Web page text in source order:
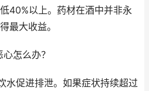
40%以上。药材在酒中并非永
最大收益。
怎么办？
水促进排泄。如果症状持续超过